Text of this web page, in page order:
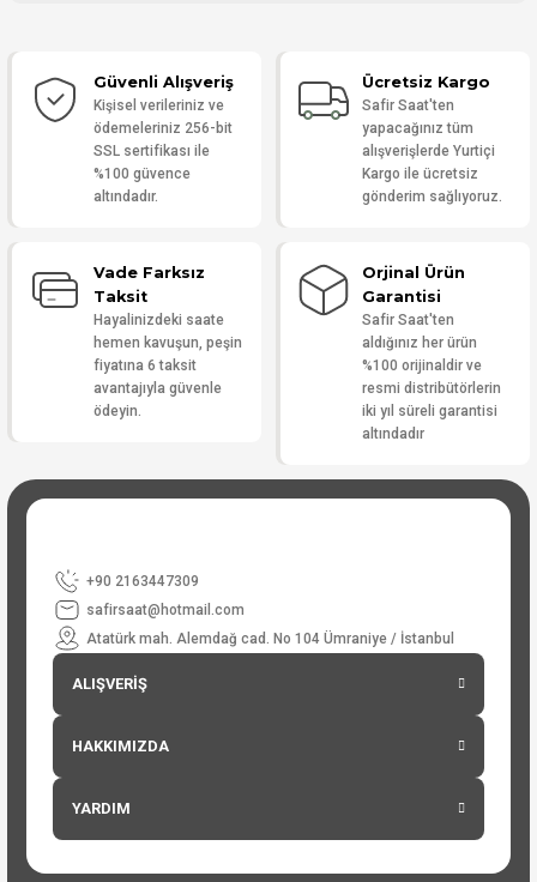
Yorum Yaz
Güvenli Alışveriş
Kişisel verileriniz ve
ödemeleriniz 256-bit
SSL sertifikası ile
%100 güvence
altındadır.
Ücretsiz Kargo
Safir Saat'ten
yapacağınız tüm
alışverişlerde Yurtiçi
Kargo ile ücretsiz
gönderim sağlıyoruz.
Vade Farksız
Taksit
Hayalinizdeki saate
hemen kavuşun, peşin
fiyatına 6 taksit
avantajıyla güvenle
ödeyin.
Orjinal Ürün
Garantisi
Safir Saat'ten
aldığınız her ürün
%100 orijinaldir ve
resmi distribütörlerin
iki yıl süreli garantisi
altındadır
+90 2163447309
safirsaat@hotmail.com
Atatürk mah. Alemdağ cad. No 104 Ümraniye / İstanbul
ALIŞVERİŞ
HAKKIMIZDA
YARDIM